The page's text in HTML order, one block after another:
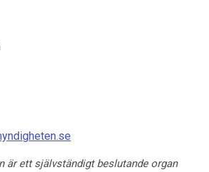
är ett självständigt beslutande organ